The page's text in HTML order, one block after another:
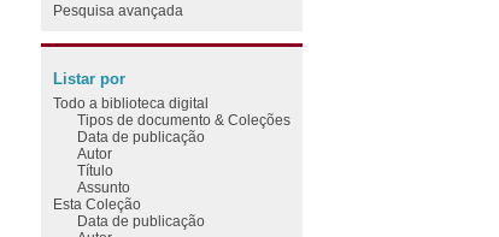
Pesquisa avançada
Listar por
Todo a biblioteca digital
Tipos de documento & Coleções
Data de publicação
Autor
Título
Assunto
Esta Coleção
Data de publicação